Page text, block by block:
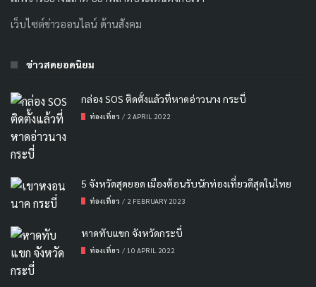
เว็บไซต์ข่าวออนไลน์ ด้านสังคม
ข่าวสดยอดนิยม
กล่อง SOS ติดตั้งแล้วที่หาดอ่าวนาง กระบี่
ท่องเที่ยว / 2 APRIL 2022
5 จังหวัดสุดยอด เมืองต้อนรับนักท่องเที่ยวดีสุดในไทย
ท่องเที่ยว / 2 FEBRUARY 2023
หาดทับแขก จังหวัดกระบี่
ท่องเที่ยว / 10 APRIL 2022